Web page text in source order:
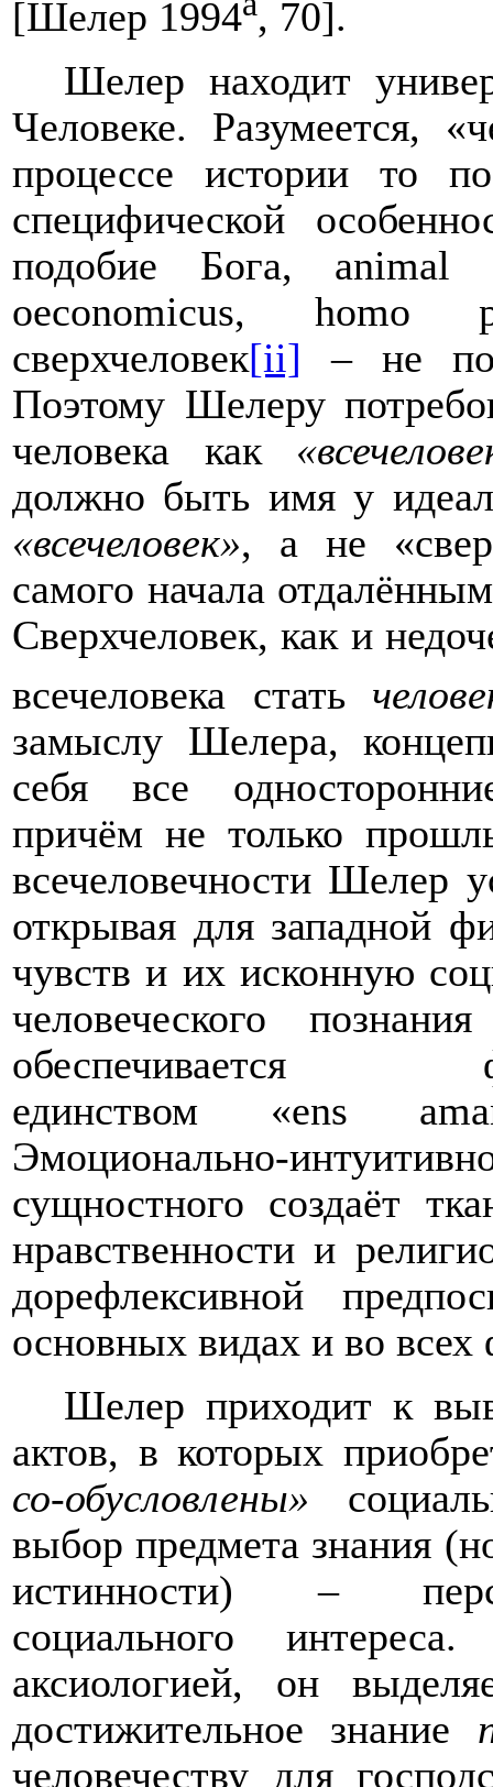
[Шелер 1994 , 70].
Шелер находит
Человеке. Разумеется,
процессе истории то
специфической
подобие Бога,
oeconomicus, homo
сверхчеловек[ii] – не
Поэтому Шелеру
человека как
должно быть имя у
«всечеловек», а не
самого начала
Сверхчеловек, как и
всечеловека стать
замыслу Шелера,
себя все
причём не только
всечеловечности Шелер
открывая для западной
чувств и их исконную
человеческого
обеспечивается
единством «ens
Эмоционально-
сущностного создаёт
нравственности и
дорефлексивной
основных видах и во всех
Шелер приходит к
актов, в которых
со-обусловлены»
выбор предмета знания
истинности) –
социального
аксиологией, он
достижительное знание
человечеству для